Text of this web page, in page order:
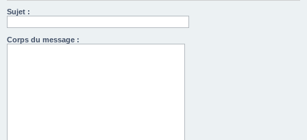
Sujet :
Corps du message :